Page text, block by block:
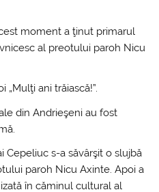
moment a ţinut primarul
al preotului paroh Nicu
„Mulţi ani trăiască!”.
din Andrieşeni au fost
s-a săvârşit o slujbă
paroh Nicu Axinte. Apoi a
în căminul cultural al